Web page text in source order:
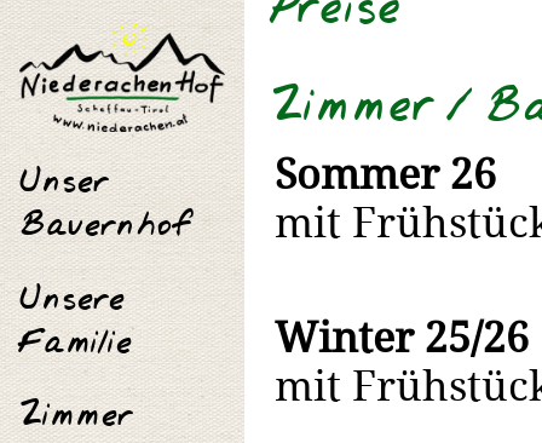
Inhalt
|
Direkt
zur
Navigation
Navigation
Unser
Bauernhof
Unsere
Familie
Zimmer
Zimmer /
Sommer 26
mit
Winter 25/26
mit